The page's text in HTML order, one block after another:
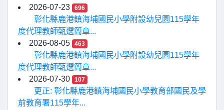
2026-07-23 696
彰化縣鹿港鎮海埔國民小學附設幼兒園115學年
度代理教師甄選簡章...
2026-08-05
463
彰化縣鹿港鎮海埔國民小學附設幼兒園115學年
度代理教師甄選簡章...
2026-07-30
107
更正: 彰化縣鹿港鎮海埔國民小學教育部國民及學
前教育署115學年...